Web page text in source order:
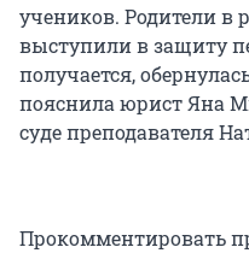
учеников. Родители в
выступили в защиту
получается,
пояснила юрист Яна
суде преподавателя
Прокомментировать